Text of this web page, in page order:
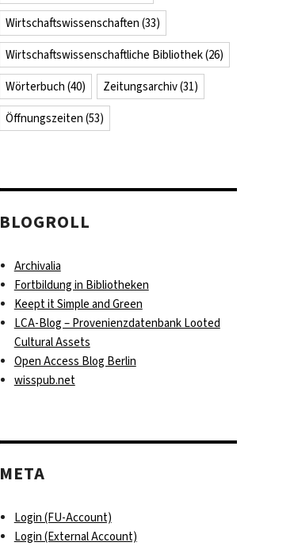
Wirtschaftswissenschaften (33)
Wirtschaftswissenschaftliche Bibliothek(26)
Wörterbuch (40) Zeitungsarchiv(31)
Öffnungszeiten (53)
BLOGROLL
Archivalia
Fortbildung in Bibliotheken
Keept it Simple and Green
LCA-Blog – Provenienzdatenbank Looted
Cultural Assets
Open Access Blog Berlin
wisspub.net
META
Login (FU-Account)
Login (External Account)